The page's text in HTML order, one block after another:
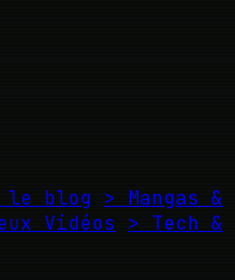
le blog > Mangas &
Vidéos
> Tech &